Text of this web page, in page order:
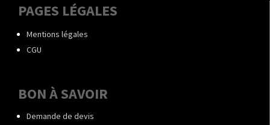
PAGES LÉGALES
Mentions légales
CGU
BON À SAVOIR
Demande de devis